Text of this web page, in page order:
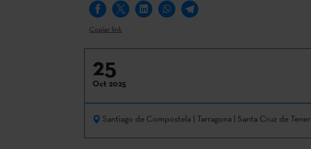
Copiar link
25
Oct 2025
Santiago de Compostela | Tarragona | Santa Cruz de